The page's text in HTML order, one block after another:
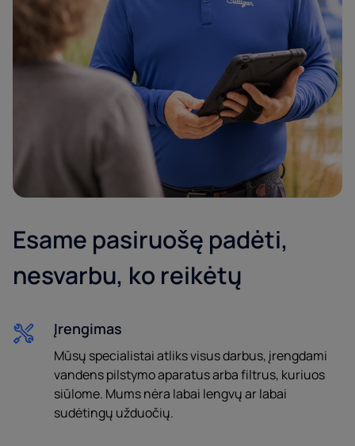
Esame pasiruošę padėti,
nesvarbu, ko reikėtų
Įrengimas
Mūsų specialistai atliks visus darbus, įrengdami
vandens pilstymo aparatus arba filtrus, kuriuos
siūlome. Mums nėra labai lengvų ar labai
sudėtingų užduočių.